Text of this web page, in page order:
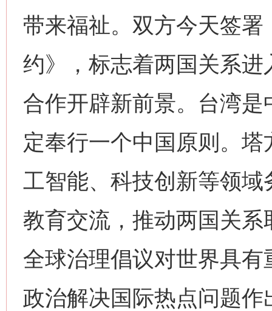
带来福祉。双方今天签
约》，标志着两国关系
合作开辟新前景。台湾
定奉行一个中国原则。
工智能、科技创新等领
教育交流，推动两国关
全球治理倡议对世界具
政治解决国际热点问题